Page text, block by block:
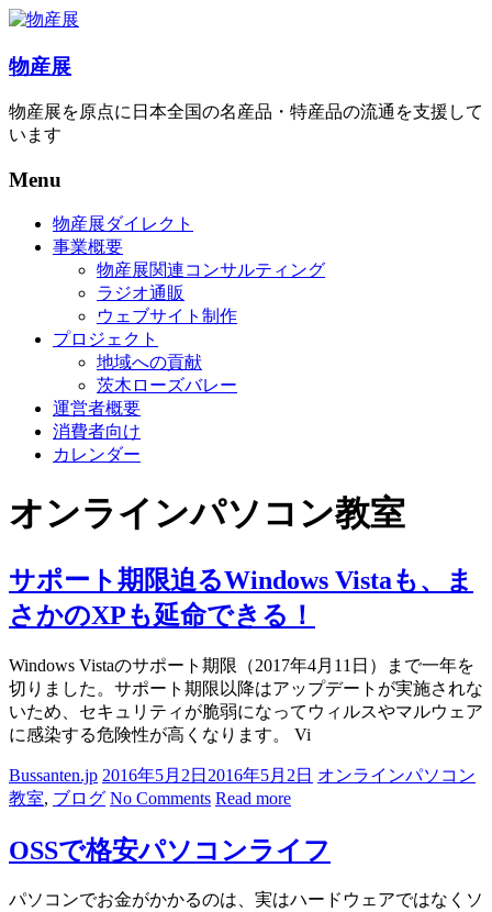
物産展
物産展を原点に日本全国の名産品・特産品の流通を支援して
います
Menu
物産展ダイレクト
事業概要
物産展関連コンサルティング
ラジオ通販
ウェブサイト制作
プロジェクト
地域への貢献
茨木ローズバレー
運営者概要
消費者向け
カレンダー
オンラインパソコン教室
サポート期限迫るWindows Vistaも、ま
さかのXPも延命できる！
Windows Vistaのサポート期限（2017年4月11日）まで一年を
切りました。サポート期限以降はアップデートが実施されな
いため、セキュリティが脆弱になってウィルスやマルウェア
に感染する危険性が高くなります。 Vi
Bussanten.jp 2016年5月2日 2016年5月2日 オンラインパソコン
教室, ブログ No Comments Read more
OSSで格安パソコンライフ
パソコンでお金がかかるのは、実はハードウェアではなくソ